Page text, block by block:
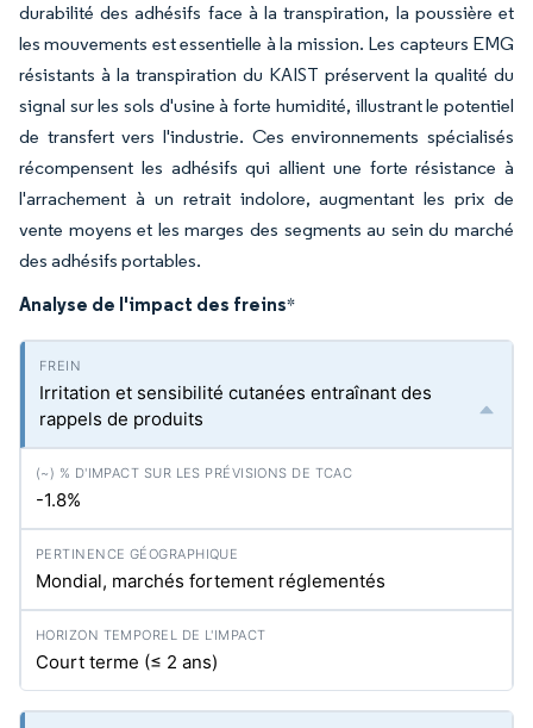
durabilité des adhésifs face à la transpiration, la poussière et
les mouvements est essentielle à la mission. Les capteurs EMG
résistants à la transpiration du KAIST préservent la qualité du
signal sur les sols d'usine à forte humidité, illustrant le potentiel
de transfert vers l'industrie. Ces environnements spécialisés
récompensent les adhésifs qui allient une forte résistance à
l'arrachement à un retrait indolore, augmentant les prix de
vente moyens et les marges des segments au sein du marché
des adhésifs portables.
Analyse de l'impact des freins*
Irritation et sensibilité cutanées entraînant des
rappels de produits
-1.8%
Mondial, marchés fortement réglementés
Court terme (≤ 2 ans)